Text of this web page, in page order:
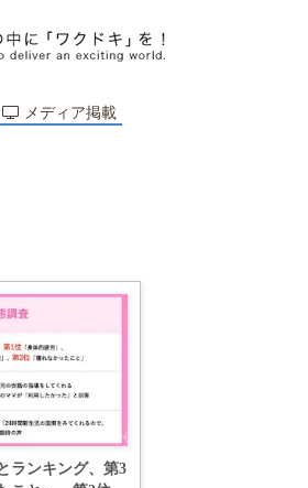
メディア掲載
ランキング、第3